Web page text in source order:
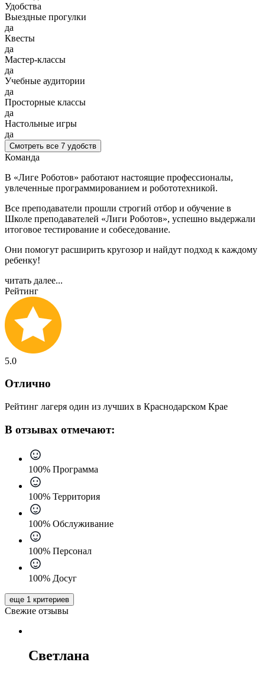
Удобства
Выездные прогулки
да
Квесты
да
Мастер-классы
да
Учебные аудитории
да
Просторные классы
да
Настольные игры
да
Смотреть все 7 удобств
Команда
В «Лиге Роботов» работают настоящие профессионалы,
увлеченные программированием и робототехникой.
Все преподаватели прошли строгий отбор и обучение в
Школе преподавателей «Лиги Роботов», успешно выдержали
итоговое тестирование и собеседование.
Они помогут расширить кругозор и найдут подход к каждому
ребенку!
читать далее...
Рейтинг
5.0
Отлично
Рейтинг лагеря один из лучших в Краснодарском Крае
В отзывах отмечают:
100% Программа
100% Территория
100% Обслуживание
100% Персонал
100% Досуг
еще 1 критериев
Свежие отзывы
Светлана